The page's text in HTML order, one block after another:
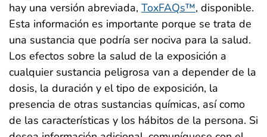
hay una versión abreviada, ToxFAQs™, disponible.
Esta información es importante porque se trata de
una sustancia que podría ser nociva para la salud.
Los efectos sobre la salud de la exposición a
cualquier sustancia peligrosa van a depender de la
dosis, la duración y el tipo de exposición, la
presencia de otras sustancias químicas, así como
de las características y los hábitos de la persona. Si